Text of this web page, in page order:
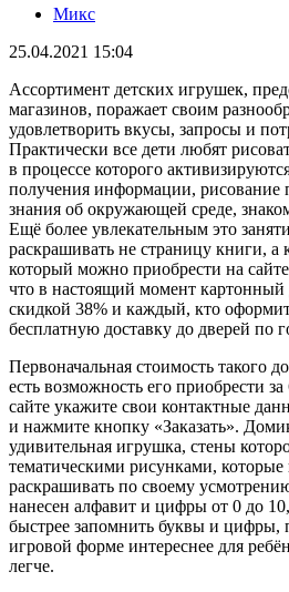
Микс
25.04.2021 15:04
Ассортимент детских игрушек,
магазинов, поражает своим
удовлетворить вкусы, запросы и
Практически все дети любят
в процессе которого
получения информации, рисование
знания об окружающей среде,
Ещё более увлекательным это
раскрашивать не страницу книги,
который можно приобрести на сайте
что в настоящий момент картонный
скидкой 38% и каждый, кто оформит
бесплатную доставку до дверей по
Первоначальная стоимость такого
есть возможность его приобрести
сайте укажите свои контактные
и нажмите кнопку «Заказать».
удивительная игрушка, стены
тематическими рисунками,
раскрашивать по своему
нанесен алфавит и цифры от 0 до
быстрее запомнить буквы и цифры,
игровой форме интереснее для
легче.